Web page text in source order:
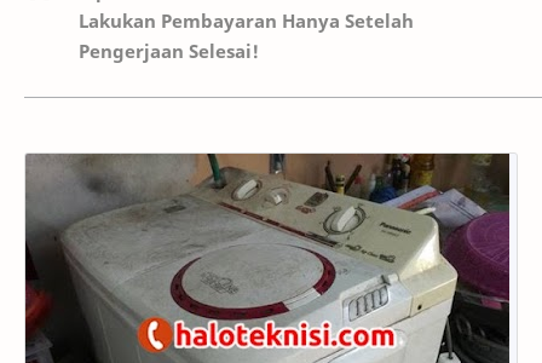
Lakukan Pembayaran Hanya Setelah
Pengerjaan Selesai!